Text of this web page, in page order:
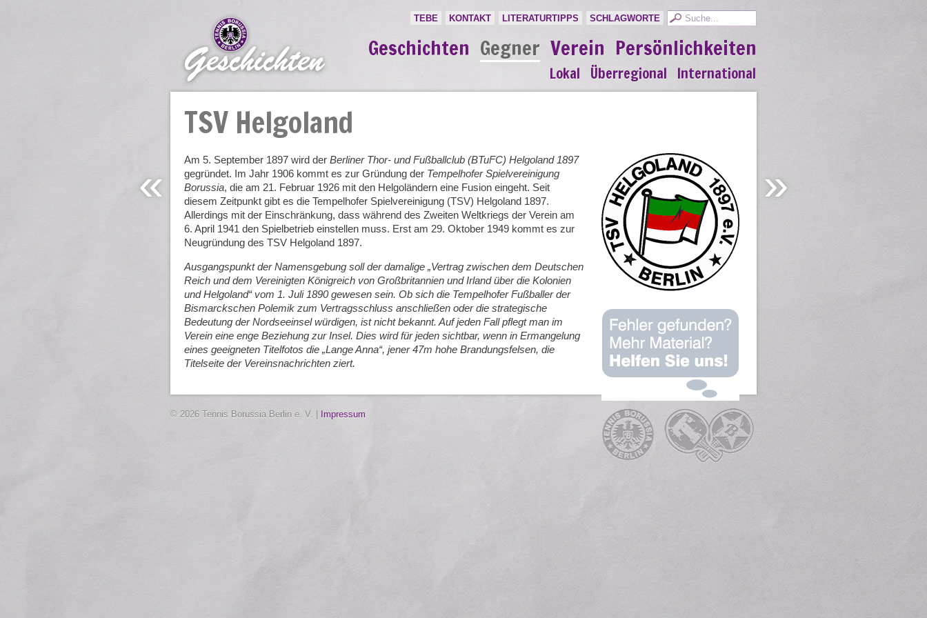
TEBE KONTAKT LITERATURTIPPS SCHLAGWORTE
Geschichten Gegner Verein Persönlichkeiten
Lokal Überregional International
« »
TSV Helgoland
Am 5. September 1897 wird der Berliner Thor- und Fußballclub (BTuFC) Helgoland 1897
gegründet. Im Jahr 1906 kommt es zur Gründung der Tempelhofer Spielvereinigung
Borussia, die am 21. Februar 1926 mit den Helgoländern eine Fusion eingeht. Seit
diesem Zeitpunkt gibt es die Tempelhofer Spielvereinigung (TSV) Helgoland 1897.
Allerdings mit der Einschränkung, dass während des Zweiten Weltkriegs der Verein am
6. April 1941 den Spielbetrieb einstellen muss. Erst am 29. Oktober 1949 kommt es zur
Neugründung des TSV Helgoland 1897.
Ausgangspunkt der Namensgebung soll der damalige „Vertrag zwischen dem Deutschen
Reich und dem Vereinigten Königreich von Großbritannien und Irland über die Kolonien
und Helgoland“ vom 1. Juli 1890 gewesen sein. Ob sich die Tempelhofer Fußballer der
Bismarckschen Polemik zum Vertragsschluss anschließen oder die strategische
Bedeutung der Nordseeinsel würdigen, ist nicht bekannt. Auf jeden Fall pflegt man im
Verein eine enge Beziehung zur Insel. Dies wird für jeden sichtbar, wenn in Ermangelung
eines geeigneten Titelfotos die „Lange Anna“, jener 47m hohe Brandungsfelsen, die
Titelseite der Vereinsnachrichten ziert.
© 2026 Tennis Borussia Berlin e. V. | Impressum